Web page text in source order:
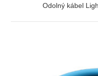
Odolný kábel